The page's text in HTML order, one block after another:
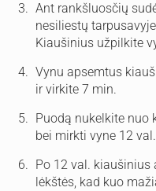
Ant rankšluosčių
nesiliestų
Kiaušinius užpilkite
Vynu apsemtus
ir virkite 7 min.
Puodą nukelkite nuo
bei mirkti vyne 12 val.
Po 12 val.
lėkštės, kad kuo